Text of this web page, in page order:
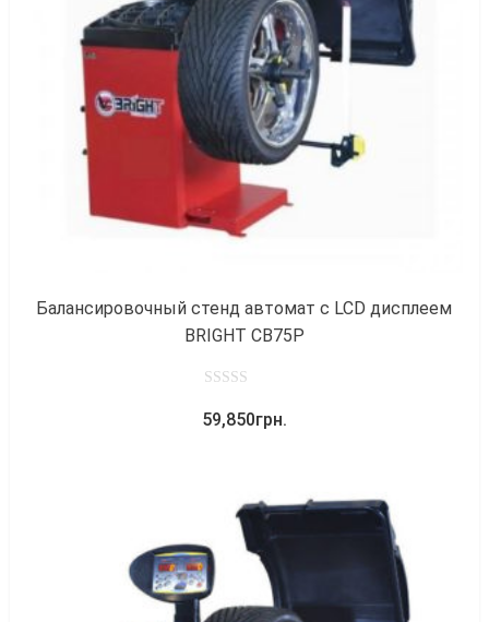
Балансировочный стенд автомат с LCD дисплеем
BRIGHT CB75P
out
59,850грн.